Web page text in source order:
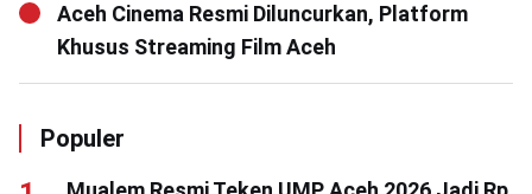
Aceh Cinema Resmi Diluncurkan, Platform
Khusus Streaming Film Aceh
Populer